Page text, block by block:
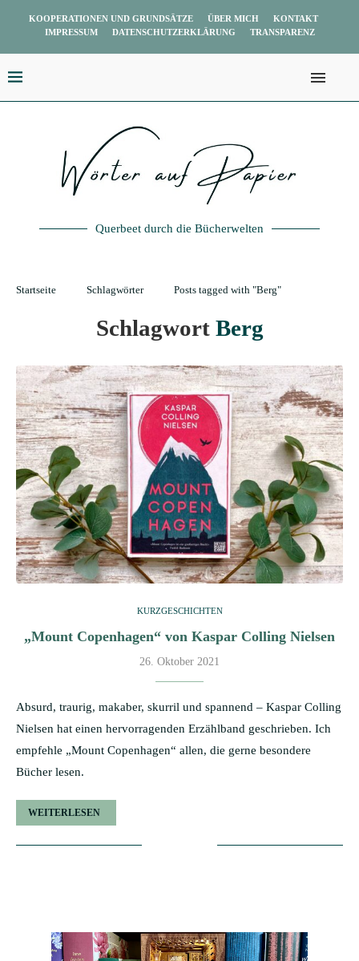
KOOPERATIONEN UND GRUNDSÄTZE ÜBER MICH
KONTAKT
IMPRESSUM
DATENSCHUTZERKLÄRUNG TRANSPARENZ
Querbeet durch die Bücherwelten
Startseite Schlagwörter Posts tagged with "Berg"
Schlagwort Berg
KURZGESCHICHTEN
„Mount Copenhagen“ von Kaspar Colling Nielsen
26. Oktober 2021
Absurd, traurig, makaber, skurril und spannend – Kaspar Colling
Nielsen hat einen hervorragenden Erzählband geschrieben. Ich
empfehle „Mount Copenhagen“ allen, die gerne besondere
Bücher lesen.
WEITERLESEN